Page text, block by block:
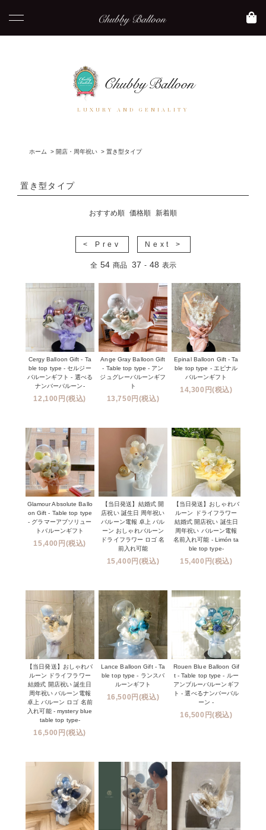
LUXURY AND GENIALITY
ホーム > 開店・周年祝い >置き型タイプ
置き型タイプ
おすすめ順 価格順 新着順
< Prev Next >
全 54 商品 37 - 48 表示
Cergy Balloon Gift - Ta
ble top type - セルジー
バルーンギフト - 選べる
ナンバーバルーン-
12,100円(税込)
Ange Gray Balloon Gift
- Table top type - アン
ジュグレーバルーンギフ
ト
13,750円(税込)
Epinal Balloon Gift - Ta
ble top type - エピナル
バルーンギフト
14,300円(税込)
Glamour Absolute Ballo
on Gift - Table top type
- グラマーアブソリュー
トバルーンギフト
15,400円(税込)
【当日発送】結婚式 開
店祝い 誕生日 周年祝い
バルーン電報 卓上 バル
ーン おしゃれバルーン
ドライフラワー ロゴ 名
前入れ可能
15,400円(税込)
【当日発送】おしゃれバ
ルーン ドライフラワー
結婚式 開店祝い 誕生日
周年祝い バルーン電報
名前入れ可能 - Limón ta
ble top type-
15,400円(税込)
【当日発送】おしゃれバ
ルーン ドライフラワー
結婚式 開店祝い 誕生日
周年祝い バルーン電報
卓上 バルーン ロゴ 名前
入れ可能 - mystery blue
table top type-
16,500円(税込)
Lance Balloon Gift - Ta
ble top type - ランスバ
ルーンギフト
16,500円(税込)
Rouen Blue Balloon Gif
t - Table top type - ルー
アンブルーバルーンギフ
ト - 選べるナンバーバル
ーン -
16,500円(税込)